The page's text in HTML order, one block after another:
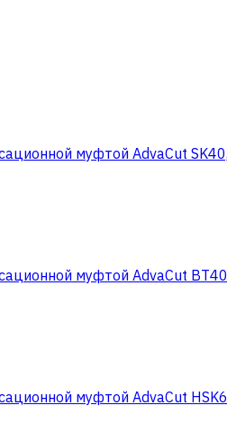
муфтой AdvaCut
муфтой AdvaCut
муфтой AdvaCut